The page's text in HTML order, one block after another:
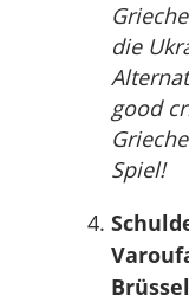
die
good
Spiel!